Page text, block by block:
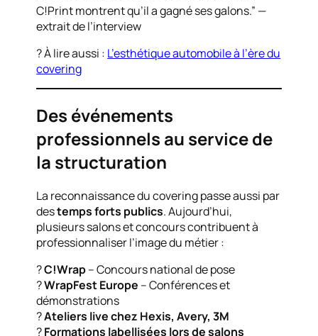
C!Print montrent qu’il a gagné ses galons.” —
extrait de l’interview
? À lire aussi : L’esthétique automobile à l’ère du
covering
Des événements
professionnels au service de
la structuration
La reconnaissance du covering passe aussi par
destemps forts publics. Aujourd’hui,
plusieurs salons et concours contribuent à
professionnaliser l’image du métier :
?️C!Wrap– Concours national de pose
?WrapFest Europe – Conférences et
démonstrations
?Ateliers live chez Hexis, Avery, 3M
?Formations labellisées lors de salons